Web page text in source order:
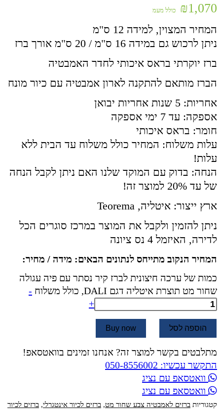
₪1,070 כולל מעמ
המחיר המצוין, למידה 12 ס"מ
ניתן לרכוש גם במידה 16 ס"מ / 20 ס"מ אורך ברז
ברז יוקרתי בראס איכותי לחדר האמבטיה
הברז מותאם להתקנה לארון אמבטיה עם כיור מונח
אחריות: 5 שנות אחריות יבואן
אספקה: עד 7 ימי אספקה
חומר: בראס איכותי
עלות משלוח: המחיר כולל משלוח עד הבית ללא
עלות!
הנחה: בדוק עם המוקד שלנו האם ניתן לקבל הנחה
של עד 20% למוצר זה!
ארץ ייצור: איטליה, Teorema
ניתן להזמין ולקבל את המוצר במרכז סוגרים הכל
לדירה, האיזמל 4 נס ציונה
המחיר הנקוב מתייחס לנתונים הבאים: מידה / מחיר:
כמות של ערכה חיצונית לברז קיר נסתר עם פיה עגולה
שחור מט תוצרת איטליה דגם DALI, כולל משלוח
-
+
הוספה לסל Buy now
מתלבטים בקשר למוצר זה? אנחנו זמינים בוואטסאפ!
התקשר עכשיו: 050-8556002
וואטסאפ עם נציג
וואטסאפ עם נציג
קטגוריות ברזים לאמבטיה צבע שחור מט, ברזים לכיור אינטגרלי, ברזים לכיור